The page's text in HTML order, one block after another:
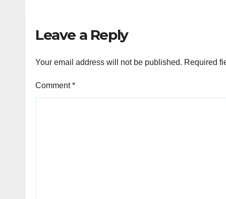
Leave a Reply
Your email address will not be published. Required
Comment*